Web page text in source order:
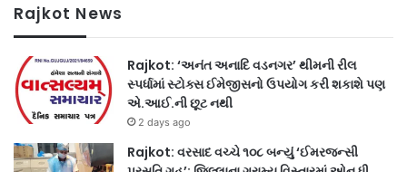
Rajkot News
Rajkot: ‘અનંત અનાદિ વડનગર’ થીમની રીલ
સ્પર્ધામાં સ્ટોક્સ ઈમેજીસનો ઉપયોગ કરી શકાશે પણ
એ.આઈ.ની છૂટ નથી
2 days ago
Rajkot: વરસાદ વચ્ચે ૧૦૮ બન્યું ‘ઈમરજન્સી